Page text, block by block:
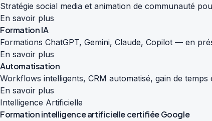
Stratégie social media et animation de communauté
En savoir plus
Formation IA
Formations ChatGPT, Gemini, Claude, Copilot — en
En savoir plus
Automatisation
Workflows intelligents, CRM automatisé, gain de
En savoir plus
Intelligence Artificielle
Formation intelligence artificiellecertifiée Google